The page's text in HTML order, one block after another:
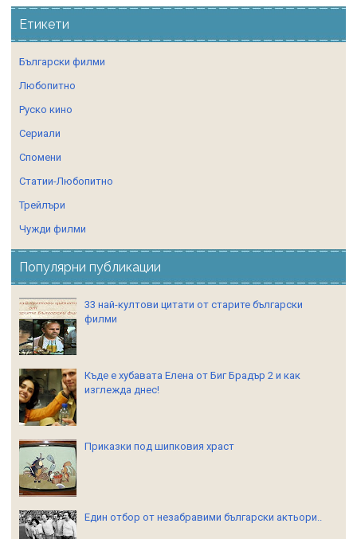
Етикети
Български филми
Любопитно
Руско кино
Сериали
Спомени
Статии-Любопитно
Трейлъри
Чужди филми
Популярни публикации
33 най-култови цитати от старите български
филми
Къде е хубавата Елена от Биг Брадър 2 и как
изглежда днес!
Приказки под шипковия храст
Един отбор от незабравими български актьори..